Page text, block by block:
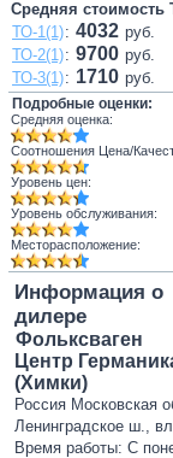
Средняя стоимость
ТО-1(1): 4032 руб.
ТО-2(1): 9700 руб.
ТО-3(1): 1710 руб.
Подробные оценки:
Средняя оценка:
Соотношения Цена/
Уровень цен:
Уровень обслуживания:
Месторасположение:
Информация о
дилере
Фольксваген
Центр
(Химки)
Россия Московская
Ленинградское ш.,
Время работы: С